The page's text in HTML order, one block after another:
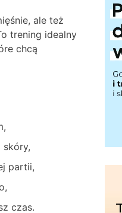
ale też
trening idealny
chcą
skóry,
partii,
czas.